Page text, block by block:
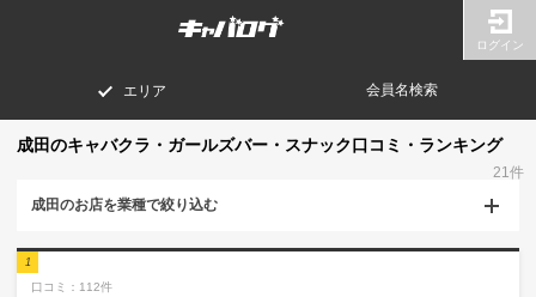
ログイン
エリア 会員名検索
成田のキャバクラ・ガールズバー・スナック口コミ・ランキング
21件
成田のお店を業種で絞り込む
1
口コミ：112件